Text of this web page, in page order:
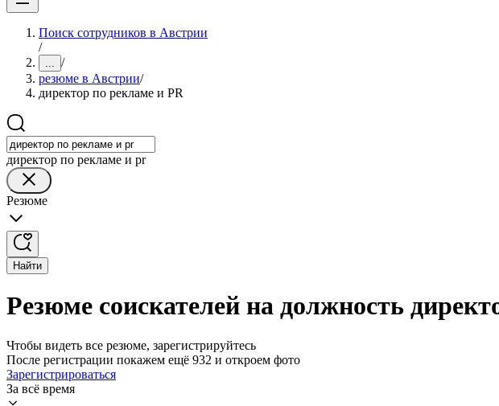
Поиск сотрудников в Австрии
/
... /
резюме в Австрии/
директор по рекламе и PR
директор по рекламе и pr
Резюме
Найти
Резюме соискателей на должность
Чтобы видеть все резюме, зарегистрируйтесь
После регистрации покажем ещё 932 и откроем фото
Зарегистрироваться
За всё время